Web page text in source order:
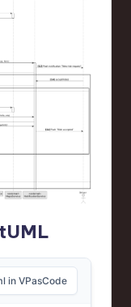
in VPasCode